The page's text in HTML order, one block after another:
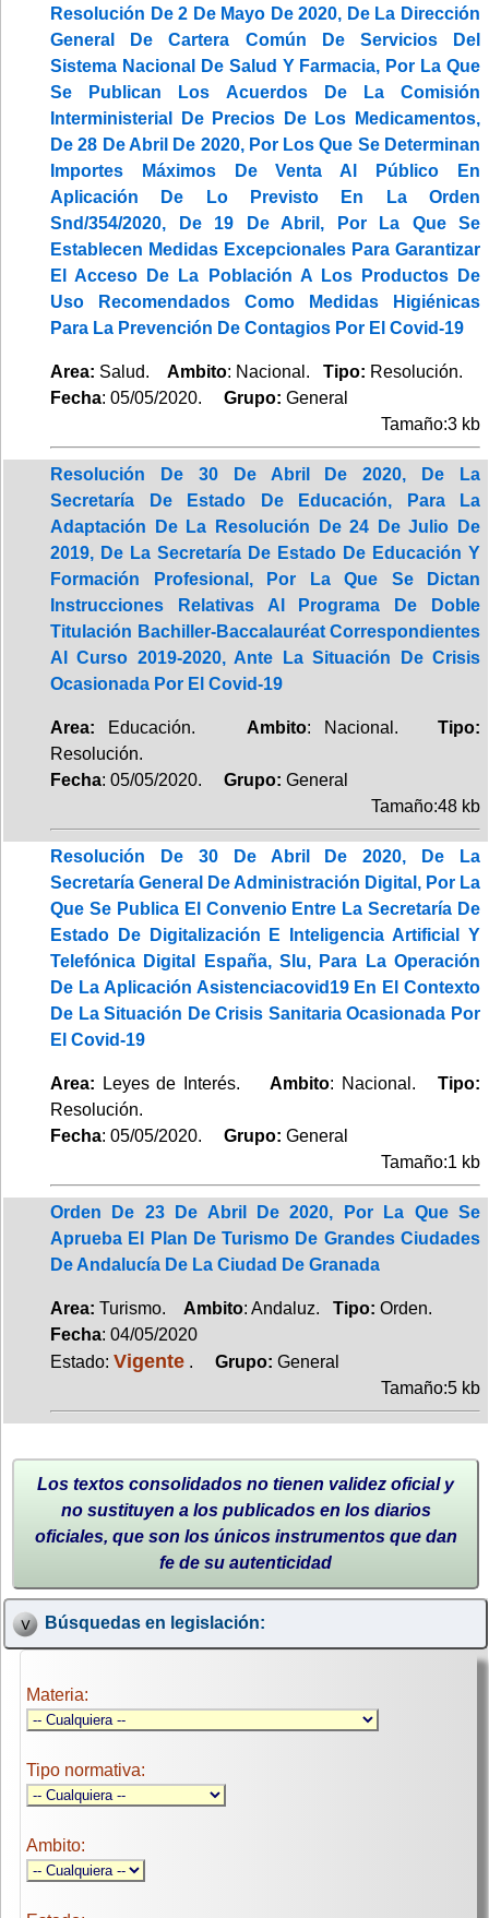
Resolución De 2 De Mayo De 2020, De La Dirección
General De Cartera Común De Servicios Del
Sistema Nacional De Salud Y Farmacia, Por La Que
Se Publican Los Acuerdos De La Comisión
Interministerial De Precios De Los Medicamentos,
De 28 De Abril De 2020, Por Los Que Se Determinan
Importes Máximos De Venta Al Público En
Aplicación De Lo Previsto En La Orden
Snd/354/2020, De 19 De Abril, Por La Que Se
Establecen Medidas Excepcionales Para Garantizar
El Acceso De La Población A Los Productos De
Uso Recomendados Como Medidas Higiénicas
Para La Prevención De Contagios Por El Covid-19
Area: Salud. Ambito: Nacional. Tipo: Resolución.
Fecha: 05/05/2020. Grupo: General
Tamaño:3 kb
Resolución De 30 De Abril De 2020, De La
Secretaría De Estado De Educación, Para La
Adaptación De La Resolución De 24 De Julio De
2019, De La Secretaría De Estado De Educación Y
Formación Profesional, Por La Que Se Dictan
Instrucciones Relativas Al Programa De Doble
Titulación Bachiller-Baccalauréat Correspondientes
Al Curso 2019-2020, Ante La Situación De Crisis
Ocasionada Por El Covid-19
Area: Educación. Ambito: Nacional.Tipo:
Resolución.
Fecha: 05/05/2020. Grupo: General
Tamaño:48 kb
Resolución De 30 De Abril De 2020, De La
Secretaría General De Administración Digital, Por La
Que Se Publica El Convenio Entre La Secretaría De
Estado De Digitalización E Inteligencia Artificial Y
Telefónica Digital España, Slu, Para La Operación
De La Aplicación Asistenciacovid19 En El Contexto
De La Situación De Crisis Sanitaria Ocasionada Por
El Covid-19
Area: Leyes de Interés.Ambito: Nacional.Tipo:
Resolución.
Fecha: 05/05/2020. Grupo: General
Tamaño:1 kb
Orden De 23 De Abril De 2020, Por La Que Se
Aprueba El Plan De Turismo De Grandes Ciudades
De Andalucía De La Ciudad De Granada
Area: Turismo. Ambito: Andaluz. Tipo: Orden.
Fecha: 04/05/2020
Estado: Vigente . Grupo: General
Tamaño:5 kb
Los textos consolidados no tienen validez oficial y
no sustituyen a los publicados en los diarios
oficiales, que son los únicos instrumentos que dan
fe de su autenticidad
Búsquedas en legislación:
Materia:
Tipo normativa:
Ambito: